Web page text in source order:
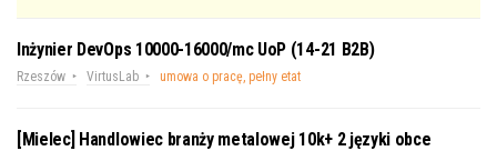
Inżynier DevOps 10000-16000/mc UoP (14-21 B2B)
Rzeszów VirtusLab umowa o pracę, pełny etat
[Mielec] Handlowiec branży metalowej 10k+ 2 języki obce